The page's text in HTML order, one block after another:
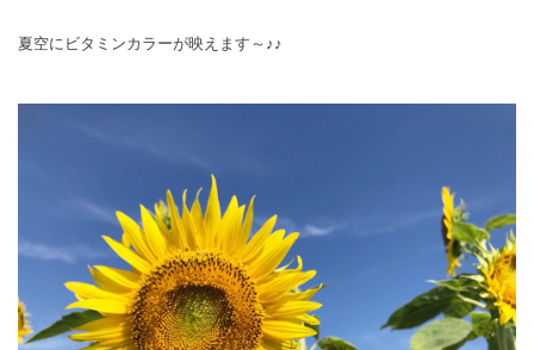
夏空にビタミンカラーが映えます～♪♪